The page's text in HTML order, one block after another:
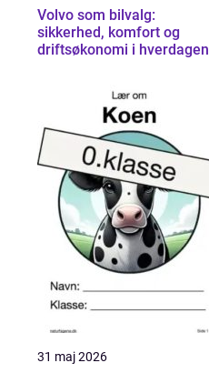
Volvo som bilvalg:
sikkerhed, komfort og
driftsøkonomi i hverdagen
31 maj 2026